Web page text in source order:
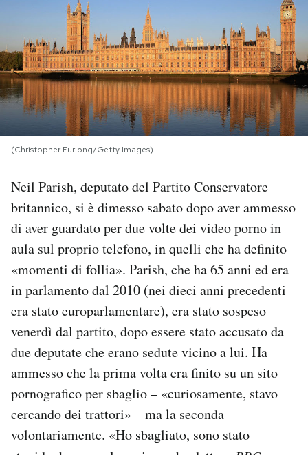
PODCAST
NEWSLETTER
I MIEI PREFERITI
CALENDARIO
AREA PERSONALE
Area Personale
Notifiche mobile
Regala il Post
Hai bisogno di aiuto?
Esci
(Christopher Furlong/Getty Images)
Neil Parish, deputato del Partito Conservatore
britannico, si è dimesso sabato dopo aver ammesso
di aver guardato per due volte dei video porno in
aula sul proprio telefono, in quelli che ha definito
«momenti di follia». Parish, che ha 65 anni ed era
in parlamento dal 2010 (nei dieci anni precedenti
era stato europarlamentare), era stato sospeso
venerdì dal partito, dopo essere stato accusato da
due deputate che erano sedute vicino a lui. Ha
ammesso che la prima volta era finito su un sito
pornografico per sbaglio – «curiosamente, stavo
cercando dei trattori» – ma la seconda
volontariamente. «Ho sbagliato, sono stato